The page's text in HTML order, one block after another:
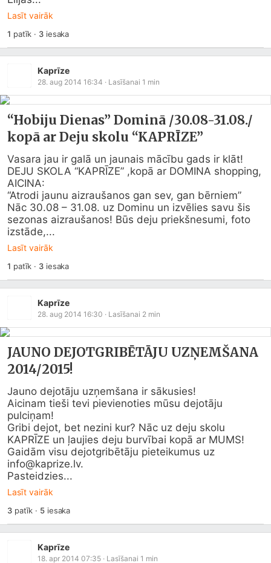
Lasīt vairāk
1 patīk · 3iesaka
Kaprīze
28. aug 2014 16:34 · Lasīšanai 1 min
“Hobiju Dienas” Dominā /30.08-31.08./
kopā ar Deju skolu “KAPRĪZE”
Vasara jau ir galā un jaunais mācību gads ir klāt!
DEJU SKOLA “KAPRĪZE” ,kopā ar DOMINA shopping,
AICINA:
“Atrodi jaunu aizraušanos gan sev, gan bērniem”
Nāc 30.08 – 31.08. uz Dominu un izvēlies savu šis
sezonas aizraušanos! Būs deju priekšnesumi, foto
izstāde,...
Lasīt vairāk
1 patīk · 3iesaka
Kaprīze
28. aug 2014 16:30 · Lasīšanai 2 min
JAUNO DEJOTGRIBĒTĀJU UZŅEMŠANA
2014/2015!
Jauno dejotāju uzņemšana ir sākusies!
Aicinam tieši tevi pievienoties mūsu dejotāju
pulciņam!
Gribi dejot, bet nezini kur? Nāc uz deju skolu
KAPRĪZE un ļaujies deju burvībai kopā ar MUMS!
Gaidām visu dejotgribētāju pieteikumus uz
info@kaprize.lv.
Pasteidzies...
Lasīt vairāk
3patīk · 5iesaka
Kaprīze
18. apr 2014 07:35 · Lasīšanai 1 min